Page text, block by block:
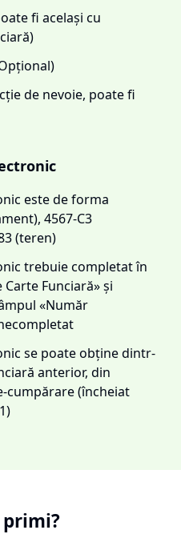
fi același cu
de nevoie, poate fi
este de forma
4567-C3
(teren)
trebuie completat în
Funciară» și
«Număr
se poate obține dintr-
anterior, din
cumpărare (încheiat
primi?